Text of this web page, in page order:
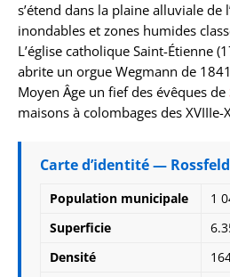
s’étend dans la plaine alluviale de
inondables et zones humides
L’église catholique Saint-Étienne
abrite un orgue Wegmann de
Moyen Âge un fief des évêques de
maisons à colombages des XVIIIe-
Carte d’identité — Rossfeld
Population municipale
1
Superficie
Densité